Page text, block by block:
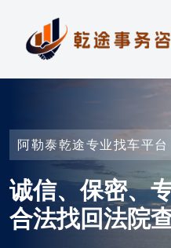
阿勒泰乾途专业找车平台
诚信、保密、
合法找回法院